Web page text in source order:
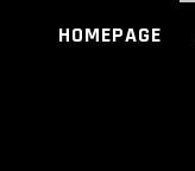
HOMEPAGE